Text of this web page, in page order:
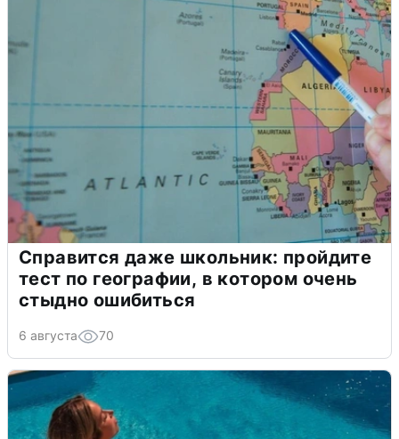
Справится даже школьник: пройдите
тест по географии, в котором очень
стыдно ошибиться
6 августа 70